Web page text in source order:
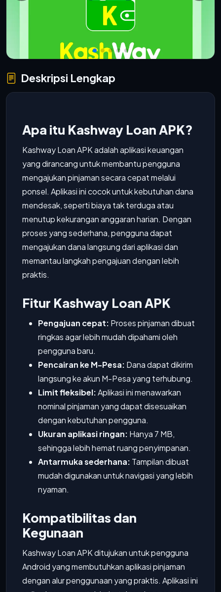
Deskripsi Lengkap
Apa itu Kashway Loan APK?
Kashway Loan APK adalah aplikasi keuangan
yang dirancang untuk membantu pengguna
mengajukan pinjaman secara cepat melalui
ponsel. Aplikasi ini cocok untuk kebutuhan dana
mendesak, seperti biaya tak terduga atau
menutup kekurangan anggaran harian. Dengan
proses yang sederhana, pengguna dapat
mengajukan dana langsung dari aplikasi dan
memantau langkah pengajuan dengan lebih
praktis.
Fitur Kashway Loan APK
Pengajuan cepat: Proses pinjaman dibuat
ringkas agar lebih mudah dipahami oleh
pengguna baru.
Pencairan ke M-Pesa: Dana dapat dikirim
langsung ke akun M-Pesa yang terhubung.
Limit fleksibel:Aplikasi ini menawarkan
nominal pinjaman yang dapat disesuaikan
dengan kebutuhan pengguna.
Ukuran aplikasi ringan: Hanya 7 MB,
sehingga lebih hemat ruang penyimpanan.
Antarmuka sederhana: Tampilan dibuat
mudah digunakan untuk navigasi yang lebih
nyaman.
Kompatibilitas dan
Kegunaan
Kashway Loan APK ditujukan untuk pengguna
Android yang membutuhkan aplikasi pinjaman
dengan alur penggunaan yang praktis. Aplikasi ini